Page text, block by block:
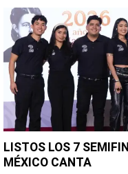
LISTOS LOS 7
MÉXICO CANTA